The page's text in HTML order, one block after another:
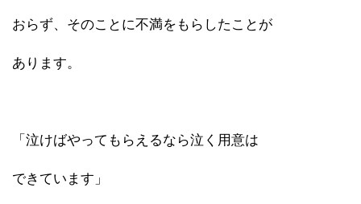
おらず、そのことに不満をもらしたことが
あります。
「泣けばやってもらえるなら泣く用意は
できています」